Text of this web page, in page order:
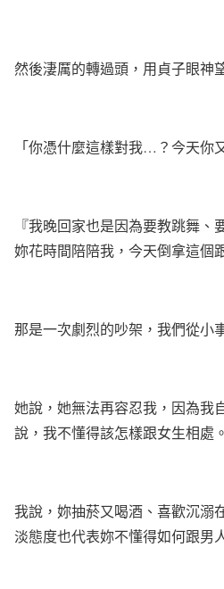
然後淒厲的轉過頭，用貞子眼神
「你憑什麼這樣對我… ？今天你
『我晚回家也是因為要教跳舞、
妳花時間陪陪我，今天倒拿這個
那是一次劇烈的吵架，我們從小
她說，她無法再容忍我，因為我
說，我不懂得該怎樣跟女生相處。
我說，妳抽菸又喝酒、喜歡沉溺
淡態度也代表妳不懂得如何跟男